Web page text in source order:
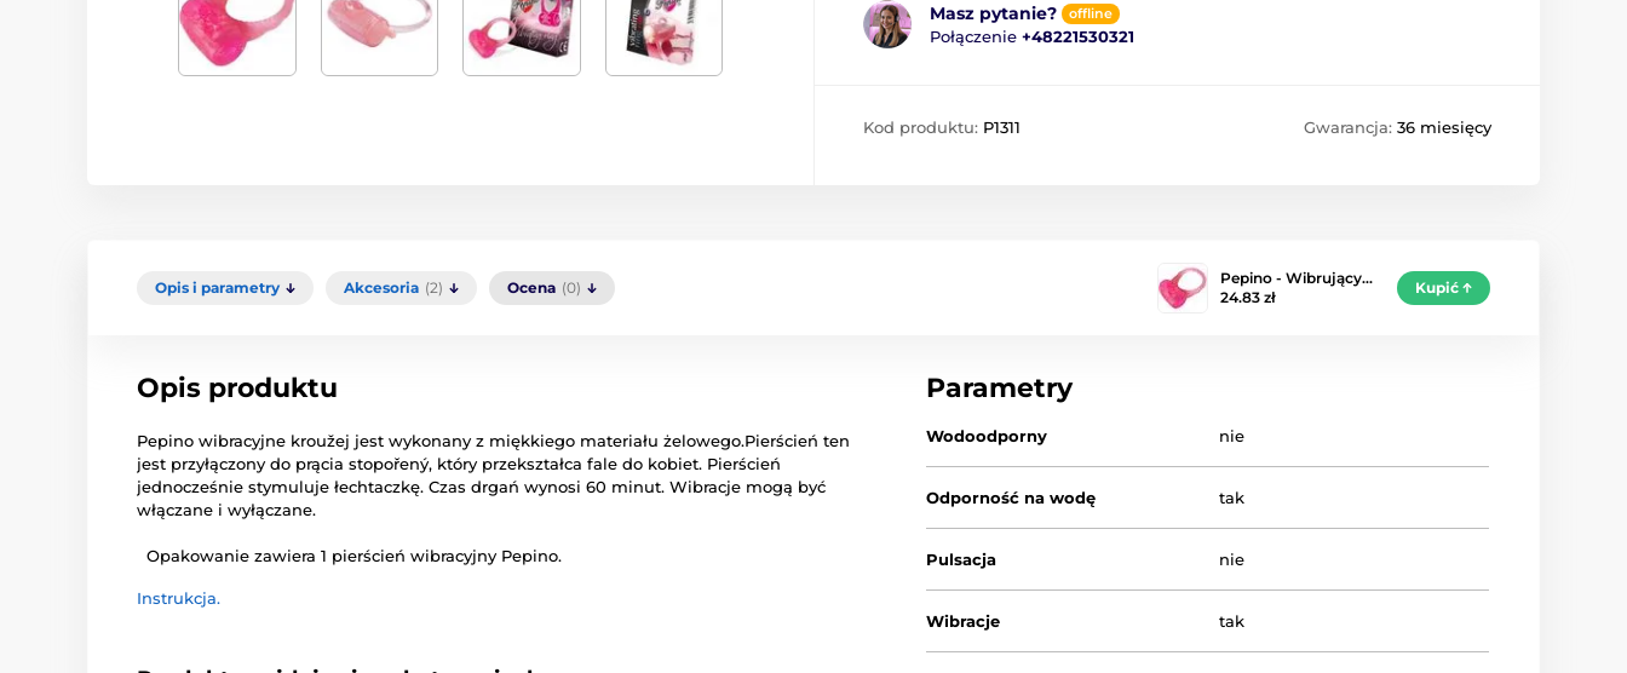
Masz pytanie? offline
Połączenie +48221530321
Kod produktu: P1311 Gwarancja: 36 miesięcy
Opis i parametry Akcesoria (2) Ocena (0)
Pepino - Wibrujący…
24.83 zł
Kupić
Opis produktu
Pepino wibracyjne kroužej jest wykonany z miękkiego materiału żelowego.Pierścień ten
jest przyłączony do prącia stopořený, który przekształca fale do kobiet. Pierścień
jednocześnie stymuluje łechtaczkę. Czas drgań wynosi 60 minut. Wibracje mogą być
włączane i wyłączane.
Opakowanie zawiera 1 pierścień wibracyjny Pepino.
Instrukcja.
Parametry
Wodoodporny nie
Odporność na wodę tak
Pulsacja nie
Wibracje tak